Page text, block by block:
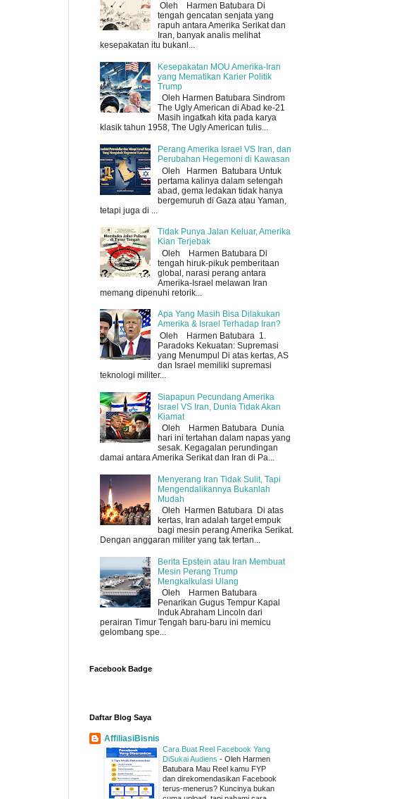
Oleh Harmen Batubara Di
tengah gencatan senjata yang
rapuh antara Amerika Serikat dan
Iran, banyak analis melihat
kesepakatan itu bukanl...
Kesepakatan MOU Amerika-Iran
yang Mematikan Karier Politik
Trump
Oleh Harmen Batubara Sindrom
The Ugly American di Abad ke-21
Masih ingatkah kita pada karya
klasik tahun 1958, The Ugly American tulis...
Perang Amerika Israel VS Iran, dan
Perubahan Hegemoni di Kawasan
Oleh Harmen Batubara Untuk
pertama kalinya dalam setengah
abad, gema ledakan tidak hanya
bergemuruh di Gaza atau Yaman,
tetapi juga di ...
Tidak Punya Jalan Keluar, Amerika
Kian Terjebak
Oleh Harmen Batubara Di
tengah hiruk-pikuk pemberitaan
global, narasi perang antara
Amerika-Israel melawan Iran
memang dipenuhi retorik...
Apa Yang Masih Bisa Dilakukan
Amerika & Israel Terhadap Iran?
Oleh Harmen Batubara 1.
Paradoks Kekuatan: Supremasi
yang Menumpul Di atas kertas, AS
dan Israel memiliki supremasi
teknologi militer...
Siapapun Pecundang Amerika
Israel VS Iran, Dunia Tidak Akan
Kiamat
Oleh Harmen Batubara Dunia
hari ini tertahan dalam napas yang
sesak. Kegagalan perundingan
damai antara Amerika Serikat dan Iran di Pa...
Menyerang Iran Tidak Sulit, Tapi
Mengendalikannya Bukanlah
Mudah
Oleh Harmen Batubara Di atas
kertas, Iran adalah target empuk
bagi mesin perang Amerika Serikat.
Dengan anggaran militer yang tak tertan...
Berita Epstein atau Iran Membuat
Mesin Perang Trump
Mengkalkulasi Ulang
Oleh Harmen Batubara
Penarikan Gugus Tempur Kapal
Induk Abraham Lincoln dari
perairan Timur Tengah baru-baru ini memicu
gelombang spe...
Facebook Badge
Daftar Blog Saya
AffiliasiBisnis
Cara Buat Reel Facebook Yang
DiSukai Audiens - Oleh Harmen
Batubara Mau Reel kamu FYP
dan direkomendasikan Facebook
terus-menerus? Kuncinya bukan